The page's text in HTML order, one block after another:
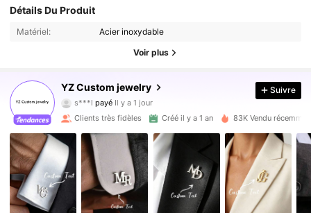
Détails Du Produit
Matériel: Acier inoxydable
Voir plus
YZ Custom jewelry
4.91
16K Suiveurs
s***l payé Il y a 1 jour
a suivi Il y a 30 minutes
4.91 16K Suiveurs
4.91 16K Suiveurs
Suivre
Clients très fidèles Créé il y a 1 an 83K Vendu